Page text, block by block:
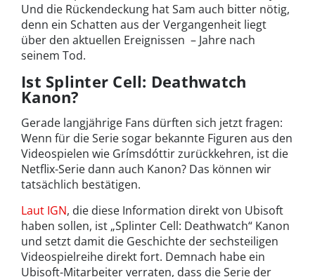
Und die Rückendeckung hat Sam auch bitter nötig,
denn ein Schatten aus der Vergangenheit liegt
über den aktuellen Ereignissen – Jahre nach
seinem Tod.
Ist Splinter Cell: Deathwatch
Kanon?
Gerade langjährige Fans dürften sich jetzt fragen:
Wenn für die Serie sogar bekannte Figuren aus den
Videospielen wie Grímsdóttir zurückkehren, ist die
Netflix-Serie dann auch Kanon? Das können wir
tatsächlich bestätigen.
Laut IGN, die diese Information direkt von Ubisoft
haben sollen, ist „Splinter Cell: Deathwatch“ Kanon
und setzt damit die Geschichte der sechsteiligen
Videospielreihe direkt fort. Demnach habe ein
Ubisoft-Mitarbeiter verraten, dass die Serie der